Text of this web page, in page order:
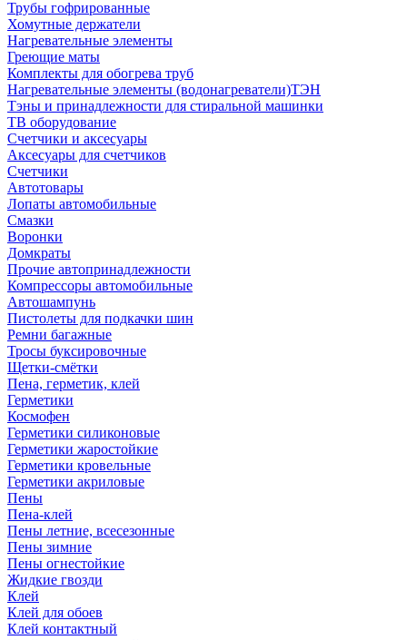
Трубы гофрированные
Хомутные держатели
Нагревательные элементы
Греющие маты
Комплекты для обогрева труб
Нагревательные элементы (водонагреватели)ТЭН
Тэны и принадлежности для стиральной машинки
ТВ оборудование
Счетчики и аксесуары
Аксесуары для счетчиков
Счетчики
Автотовары
Лопаты автомобильные
Смазки
Воронки
Домкраты
Прочие автопринадлежности
Компрессоры автомобильные
Автошампунь
Пистолеты для подкачки шин
Ремни багажные
Тросы буксировочные
Щетки-смётки
Пена, герметик, клей
Герметики
Космофен
Герметики силиконовые
Герметики жаростойкие
Герметики кровельные
Герметики акриловые
Пены
Пена-клей
Пены летние, всесезонные
Пены зимние
Пены огнестойкие
Жидкие гвозди
Клей
Клей для обоев
Клей контактный